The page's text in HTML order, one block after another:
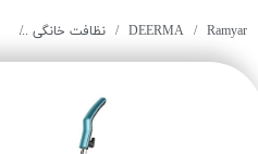
Ramyar
DEERMA نظافت خانگی